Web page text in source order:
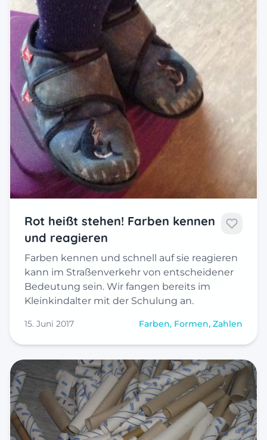
Rot heißt stehen! Farben kennen
und reagieren
Farben kennen und schnell auf sie reagieren
kann im Straßenverkehr von entscheidener
Bedeutung sein. Wir fangen bereits im
Kleinkindalter mit der Schulung an.
15. Juni 2017 Farben, Formen, Zahlen